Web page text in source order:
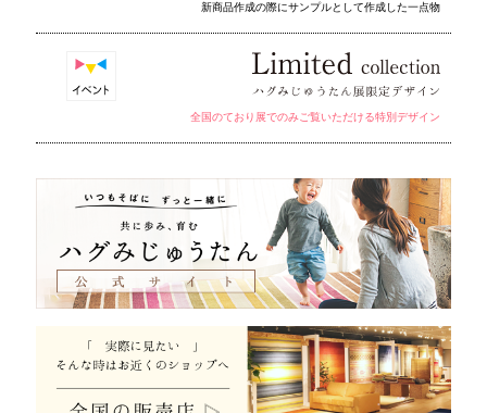
新商品作成の際にサンプルとして作成した一点物
全国のており展でのみご覧いただける特別デザイン